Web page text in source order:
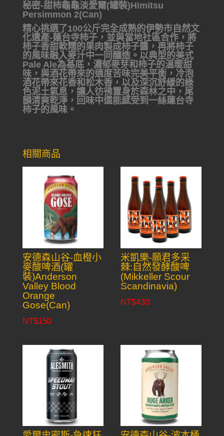
秘密-甜柿龜龜淡愛爾(罐裝)Himitsu
Persimmon 2(Can)
精心挑選了100公斤完全成熟的伊勢市自然文
化遺產-蓮台寺柿子，並與當地社區合作，將
柿子香甜軟糯的果肉製成柿子醬，再將柿子
的風味融入麥汁中一同釀造。以典型的美式
Pale Ale為基底，濃郁麥芽和柿子的溫暖甜
味，與酒花帶來的適度苦味完美平衡，冷泡
酒花帶來花香和松木香，以及深沉舒緩的綠
色泥土氣息，讓人彷彿置身於森林之中，尾
韻清爽乾淨，回味中還能感受到一絲蓮台寺
柿子的風味。
相關商品
安德森山谷-血橙小
麥酸啤酒(罐
裝)Anderson
Valley Blood
Orange
Gose(Can)
NT$150
米凱樂-願君多采
棘:自然發酵酸啤
(Mikkeller Scour
Scandinavia)
NT$430